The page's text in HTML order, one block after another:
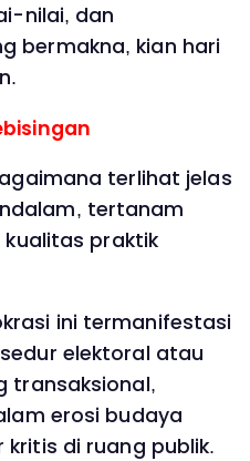
nilai, dan
bermakna, kian hari
terlihat jelas
tertanam
praktik
ini termanifestasi
elektoral atau
transaksional,
erosi budaya
di ruang publik.